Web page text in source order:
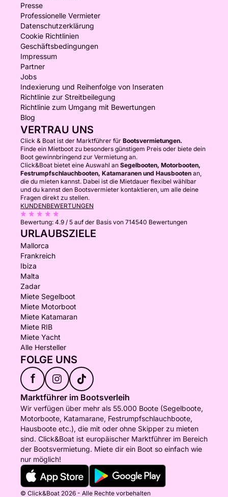
Presse
Professionelle Vermieter
Datenschutzerklärung
Cookie Richtlinien
Geschäftsbedingungen
Impressum
Partner
Jobs
Indexierung und Reihenfolge von Inseraten
Richtlinie zur Streitbeilegung
Richtlinie zum Umgang mit Bewertungen
Blog
VERTRAU UNS
Click & Boat ist der Marktführer für Bootsvermietungen.
Finde ein Mietboot zu besonders günstigem Preis oder biete dein
Boot gewinnbringend zur Vermietung an.
Click&Boat bietet eine Auswahl an Segelbooten, Motorbooten,
Festrumpfschlauchbooten, Katamaranen und Hausbooten an,
die du mieten kannst. Dabei ist die Mietdauer flexibel wählbar
und du kannst den Bootsvermieter kontaktieren, um alle deine
Fragen direkt zu stellen.
KUNDENBEWERTUNGEN
Bewertung: 4.9 / 5 auf der Basis von 714540 Bewertungen
URLAUBSZIELE
Mallorca
Frankreich
Ibiza
Malta
Zadar
Miete Segelboot
Miete Motorboot
Miete Katamaran
Miete RIB
Miete Yacht
Alle Hersteller
FOLGE UNS
f
Marktführer im Bootsverleih
Wir verfügen über mehr als 55.000 Boote (Segelboote,
Motorboote, Katamarane, Festrumpfschlauchboote,
Hausboote etc.), die mit oder ohne Skipper zu mieten
sind. Click&Boat ist europäischer Marktführer im Bereich
der Bootsvermietung. Miete dir ein Boot so einfach wie
nur möglich!
© Click&Boat 2026 - Alle Rechte vorbehalten